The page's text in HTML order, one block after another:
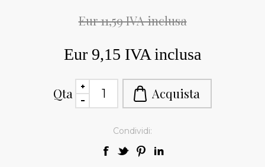
Eur 11,59 IVA inclusa
Eur 9,15 IVA inclusa
Qta
Condividi: